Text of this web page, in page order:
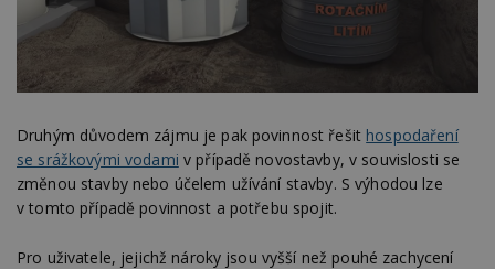
Druhým důvodem zájmu je pak povinnost řešit hospodaření
se srážkovými vodami v případě novostavby, v souvislosti se
změnou stavby nebo účelem užívání stavby. S výhodou lze
v tomto případě povinnost a potřebu spojit.
Pro uživatele, jejichž nároky jsou vyšší než pouhé zachycení